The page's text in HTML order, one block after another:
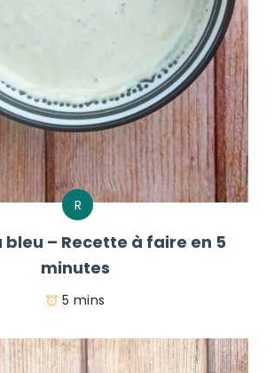
R
bleu – Recette à faire en 5
minutes
5 mins